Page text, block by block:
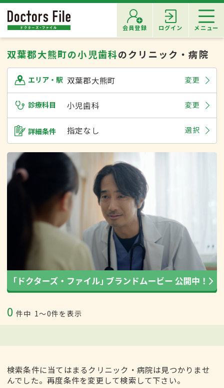
会員登録 ログイン メニュー
双葉郡大熊町の小児歯科のクリニック・病院
エリア・駅 双葉郡大熊町 変更
診療科目 小児歯科 変更
詳細条件 指定なし 選択
0 件中 1〜0件を表示
検索条件に当てはまるクリニック・病院は見つかりませ
んでした。再度条件を変更して検索して下さい。